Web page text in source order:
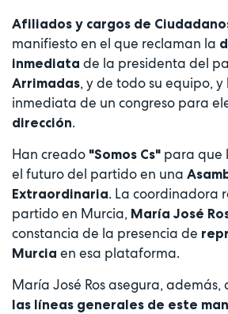
Afiliados y cargos de
manifiesto en el que reclaman la
inmediata de la presidenta del
Arrimadas, y de todo su equipo,
inmediata de un congreso para
dirección.
Han creado "Somos Cs" para que
el futuro del partido en una
Extraordinaria. La coordinadora
partido en Murcia, María José
constancia de la presencia de
Murcia en esa plataforma.
María José Ros asegura, además,
las líneas generales de este